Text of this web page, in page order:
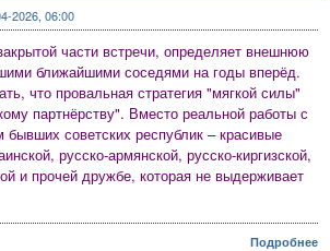
2026, 06:00
части встречи, определяет внешнюю
ближайшими соседями на годы вперёд.
что провальная стратегия "мягкой силы"
партнёрству". Вместо реальной работы с
советских республик – красивые
русско-армянской, русско-киргизской,
и прочей дружбе, которая не выдерживает
Подробнее